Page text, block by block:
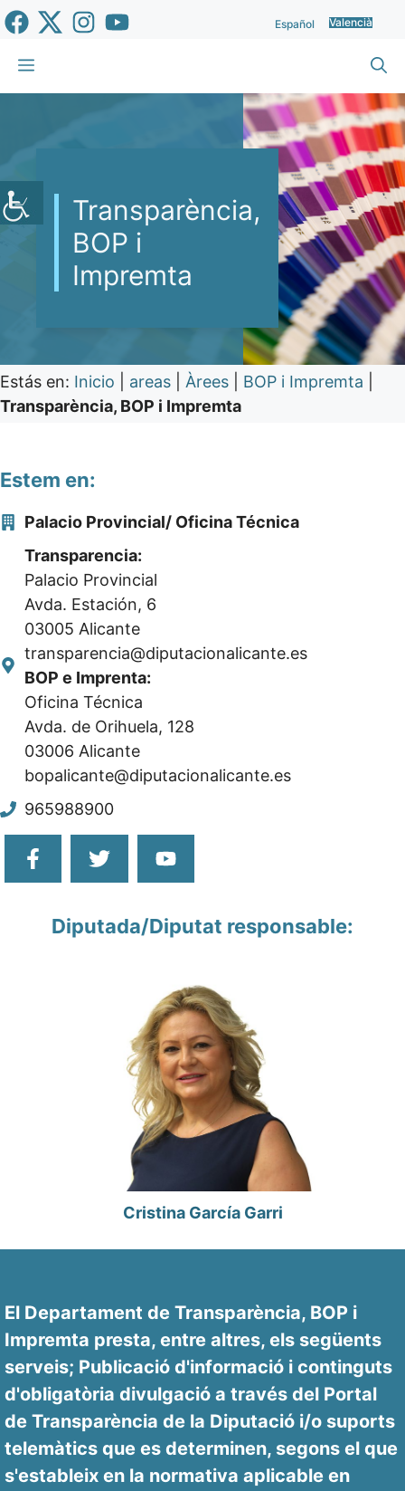
Vés
al
contingut
Español Valencià
Menu
Transparència,
BOP i
Impremta
Estás en: Inicio areas Àrees BOP i Impremta
Transparència, BOP i Impremta
Estem en:
Palacio Provincial/ Oficina Técnica
Transparencia:
Palacio Provincial
Avda. Estación, 6
03005 Alicante
transparencia@diputacionalicante.es
BOP e Imprenta:
Oficina Técnica
Avda. de Orihuela, 128
03006 Alicante
bopalicante@diputacionalicante.es
965988900
Diputada/Diputat responsable:
Cristina García Garri
El Departament de Transparència, BOP i
Impremta presta, entre altres, els següents
serveis; Publicació d'informació i continguts
d'obligatòria divulgació a través del Portal
de Transparència de la Diputació i/o suports
telemàtics que es determinen, segons el que
s'estableix en la normativa aplicable en